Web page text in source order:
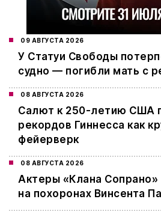
09 АВГУСТА 2026
У Статуи Свободы
судно — погибли мать с
08 АВГУСТА 2026
Салют к 250-летию США
рекордов Гиннесса как
фейерверк
08 АВГУСТА 2026
Актеры «Клана Сопрано»
на похоронах Винсента